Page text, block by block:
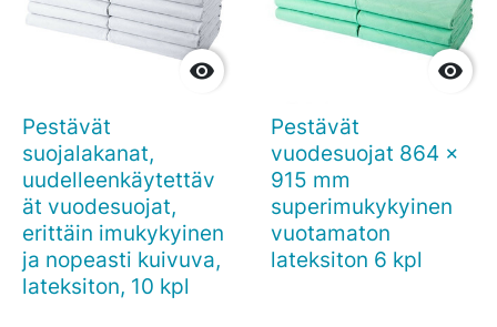

Pestävät
suojalakanat,
uudelleenkäytettäv
ät vuodesuojat,
erittäin imukykyinen
ja nopeasti kuivuva,
lateksiton, 10 kpl

Pestävät
vuodesuojat 864 x
915 mm
superimukykyinen
vuotamaton
lateksiton 6 kpl